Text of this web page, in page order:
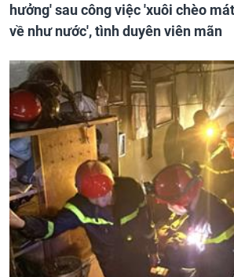
hưởng' sau công việc 'xuôi chèo
về như nước', tình duyên viên mãn